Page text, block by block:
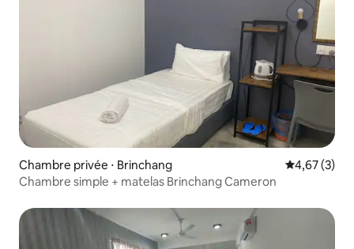
Chambre privée ⋅ Brinchang Évaluation
4,67 (3)
Chambre simple + matelas Brinchang Cameron